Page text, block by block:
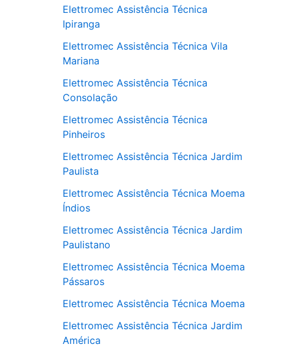
Elettromec Assistência Técnica
Ipiranga
Elettromec Assistência Técnica Vila
Mariana
Elettromec Assistência Técnica
Consolação
Elettromec Assistência Técnica
Pinheiros
Elettromec Assistência Técnica Jardim
Paulista
Elettromec Assistência Técnica Moema
Índios
Elettromec Assistência Técnica Jardim
Paulistano
Elettromec Assistência Técnica Moema
Pássaros
Elettromec Assistência Técnica Moema
Elettromec Assistência Técnica Jardim
América